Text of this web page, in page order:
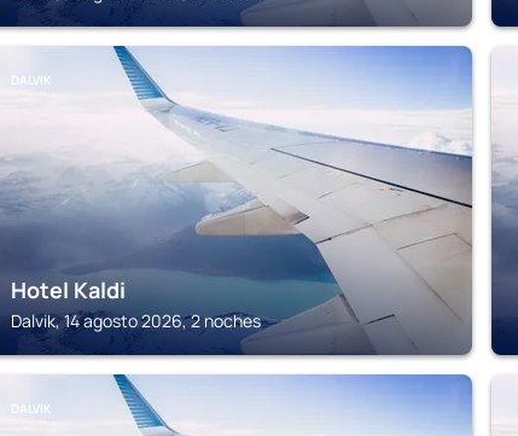
DALVIK
Hotel Kaldi
Dalvik, 14 agosto 2026, 2 noches
DALVIK